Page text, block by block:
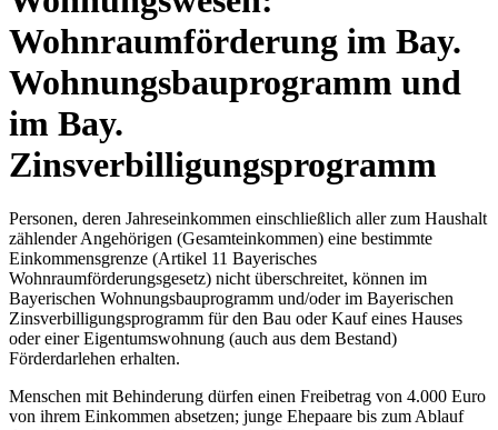
Wohnraumförderung im Bay.
Wohnungsbauprogramm und
im Bay.
Zinsverbilligungsprogramm
Personen, deren Jahreseinkommen einschließlich aller zum Haushalt
zählender Angehörigen (Gesamteinkommen) eine bestimmte
Einkommensgrenze (Artikel 11 Bayerisches
Wohnraumförderungsgesetz) nicht überschreitet, können im
Bayerischen Wohnungsbauprogramm und/oder im Bayerischen
Zinsverbilligungsprogramm für den Bau oder Kauf eines Hauses
oder einer Eigentumswohnung (auch aus dem Bestand)
Förderdarlehen erhalten.
Menschen mit Behinderung dürfen einen Freibetrag von 4.000 Euro
von ihrem Einkommen absetzen; junge Ehepaare bis zum Ablauf